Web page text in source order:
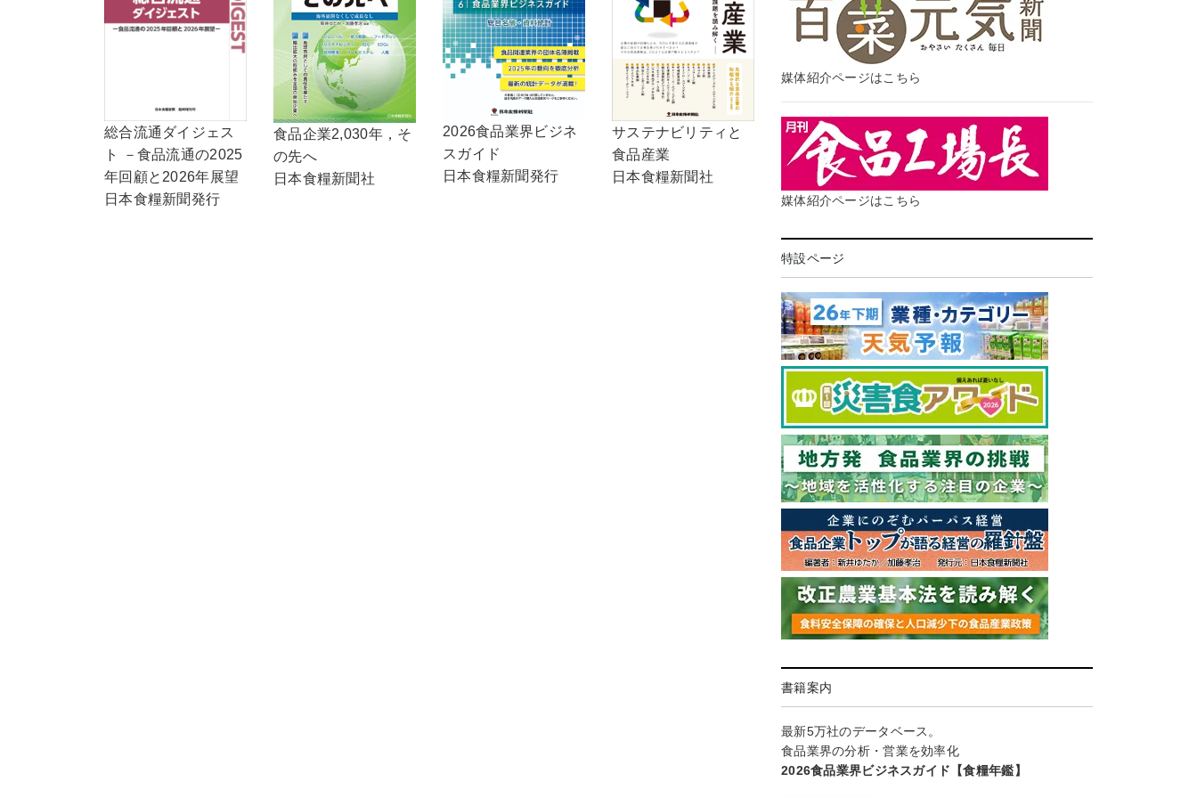
総合流通ダイジェス
ト －食品流通の2025
年回顧と2026年展望
日本食糧新聞発行
食品企業2,030年，そ
の先へ
日本食糧新聞社
2026食品業界ビジネ
スガイド
日本食糧新聞発行
サステナビリティと
食品産業
日本食糧新聞社
媒体紹介ページはこちら
媒体紹介ページはこちら
特設ページ
書籍案内
最新5万社のデータベース。
食品業界の分析・営業を効率化
2026食品業界ビジネスガイド【食糧年鑑】